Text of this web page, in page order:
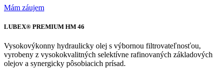
Mám záujem
LUBEX® PREMIUM HM 46
Vysokovýkonny hydraulicky olej s výbornou filtrovateľnosťou,
vyrobeny z vysokokvalitných selektívne rafinovaných základových
olejov a synergicky pôsobiacich prísad.